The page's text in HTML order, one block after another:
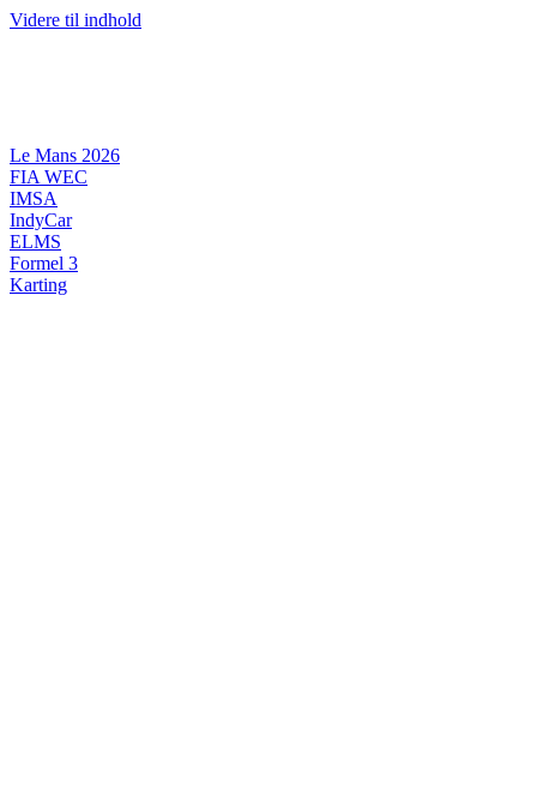
Videre til indhold
Le Mans 2026
FIA WEC
IMSA
IndyCar
ELMS
Formel 3
Karting